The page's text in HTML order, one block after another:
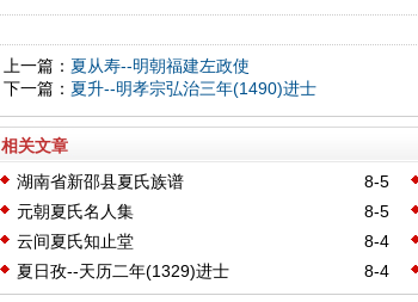
上一篇： 夏从寿--明朝福建左政使
下一篇： 夏升--明孝宗弘治三年(1490)进士
相关文章
8-5
湖南省新邵县夏氏族谱
8-5
元朝夏氏名人集
8-4
云间夏氏知止堂
8-4
夏日孜--天历二年(1329)进士